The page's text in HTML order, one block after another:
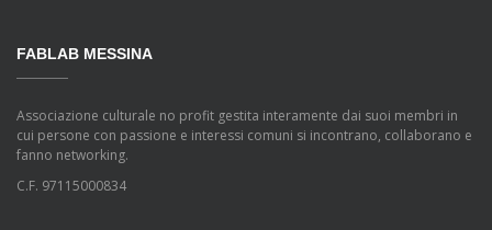
FABLAB MESSINA
Associazione culturale no profit gestita interamente dai suoi membri in
cui persone con passione e interessi comuni si incontrano, collaborano e
fanno networking.
C.F. 97115000834